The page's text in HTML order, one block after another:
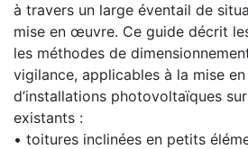
à travers un large éventail de
mise en œuvre. Ce guide décrit
les méthodes de
vigilance, applicables à la mise
d’installations photovoltaïques
existants :
• toitures inclinées en petits